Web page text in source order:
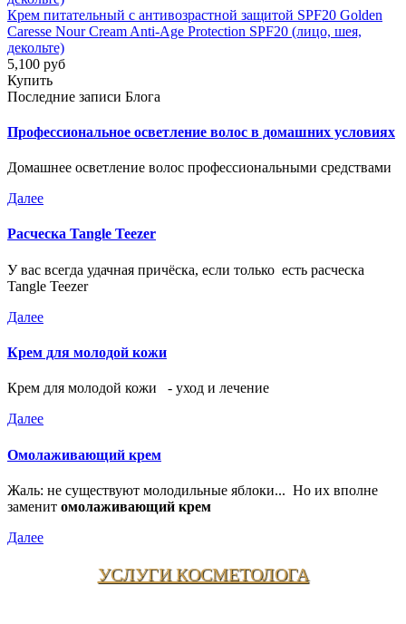
Крем питательный с антивозрастной защитой SPF20 Golden
Caresse Nour Cream Anti-Age Protection SPF20 (лицо, шея,
декольте)
5,100 руб
Купить
Последние записи Блога
Профессиональное осветление волос в домашних условиях
Домашнее осветление волос профессиональными средствами
Далее
Расческа Tangle Teezer
У вас всегда удачная причёска, если только есть расческа
Tangle Teezer
Далее
Крем для молодой кожи
Крем для молодой кожи - уход и лечение
Далее
Омолаживающий крем
Жаль: не существуют молодильные яблоки... Но их вполне
заменит омолаживающий крем
Далее
УСЛУГИ КОСМЕТОЛОГА